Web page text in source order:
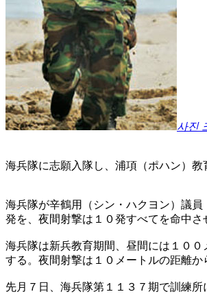
사진
海兵隊に志願入隊し、浦項（ポハン）
海兵隊が辛鶴用（シン・ハクヨン）議
発を、夜間射撃は１０発すべてを命中
海兵隊は新兵教育期間、昼間には１０
する。夜間射撃は１０メートルの距離
先月７日、海兵隊第１１３７期で訓練